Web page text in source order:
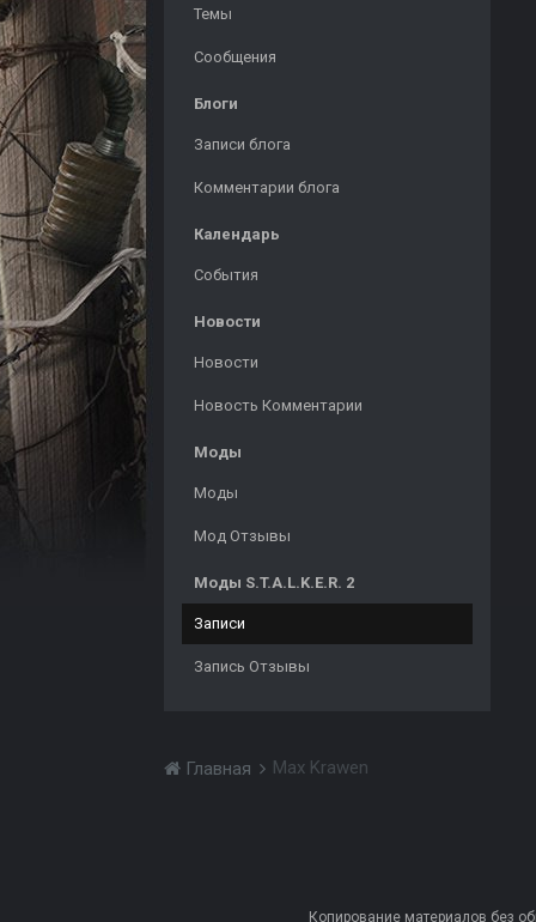
Темы
Сообщения
Блоги
Записи блога
Комментарии блога
Календарь
События
Новости
Новости
Новость Комментарии
Моды
Моды
Мод Отзывы
Моды S.T.A.L.K.E.R. 2
Записи
Запись Отзывы
Главная Max Krawen
Копирование материалов без